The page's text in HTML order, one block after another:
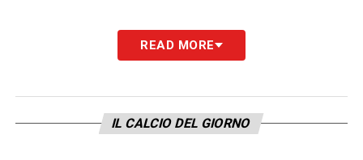
READ MORE
IL CALCIO DEL GIORNO